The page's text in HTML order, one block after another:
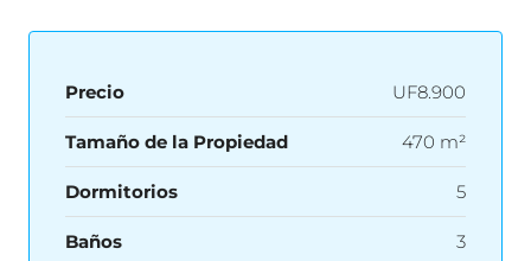
Precio UF8.900
Tamaño de la Propiedad 470 m²
Dormitorios 5
Baños 3